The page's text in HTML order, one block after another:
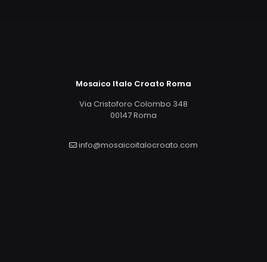
Mosaico Italo Croato Roma
Via Cristoforo Colombo 348
00147 Roma
info@mosaicoitalocroato.com